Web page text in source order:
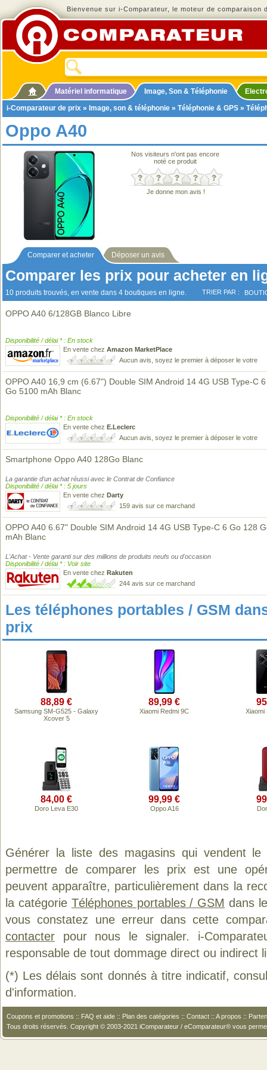
Bienvenue sur i-Comparateur, le moteur de comparaison
Matériel informatique Image, Son & Téléphonie
i-Comparateur de prix » Image, son & téléphonie » Téléphonie & GPS »
Oppo A40
Nos visiteurs n'ont pas encore
noté ce produit
Je donne mon avis !
Comparer et acheter Déposer un avis
Comparer les prix pour acheter en
10 produits trouvés, en vente dans 4 boutiques en ligne. TRIER PAR :
OPPO A40 6/128GB Blanco Libre
Disponibilité / délai * : En stock
En vente chez Amazon MarketPlace
Aucun avis, soyez le premier à déposer le votre
OPPO A40 16,9 cm (6.67") Double SIM Android 14 4G USB Type-C
Go 5100 mAh Blanc
Disponibilité / délai * : En stock
En vente chez E.Leclerc
Aucun avis, soyez le premier à déposer le votre
Smartphone Oppo A40 128Go Blanc
La garantie d'un achat réussi avec le Contrat de Confiance
Disponibilité / délai * : 5 jours
En vente chez Darty
159 avis sur ce marchand
OPPO A40 6.67" Double SIM Android 14 4G USB Type-C 6 Go 128
mAh Blanc
L'Achat - Vente garanti sur des millions de produits neufs ou d'occasion
Disponibilité / délai * : Voir site
En vente chez Rakuten
244 avis sur ce marchand
Les téléphones portables / GSM
prix
88,89 €
Samsung SM-G525 - Galaxy
Xcover 5
89,99 €
Xiaomi Redmi 9C Xiaomi
84,00 €
Doro Leva E30
99,99 €
Oppo A16
Générer la liste des magasins qui vendent
permettre de comparer les prix est une
peuvent apparaître, particulièrement dans la
la catégorie Téléphones portables / GSM dans
vous constatez une erreur dans cette
contacter pour nous le signaler. i-
responsable de tout dommage direct ou indirect
(*) Les délais sont donnés à titre indicatif,
d'information.
Coupons et promotions :: FAQ et aide :: Plan des catégories :: Contact :: A propos ::
Tous droits réservés. Copyright © 2003-2021 iComparateur / eComparateur® vous